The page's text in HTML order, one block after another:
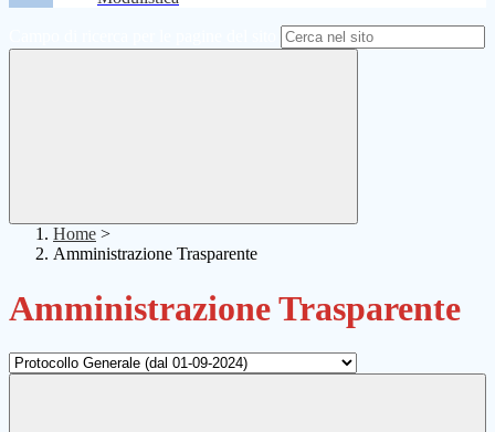
Home >
Amministrazione Trasparente
Amministrazione Trasparente